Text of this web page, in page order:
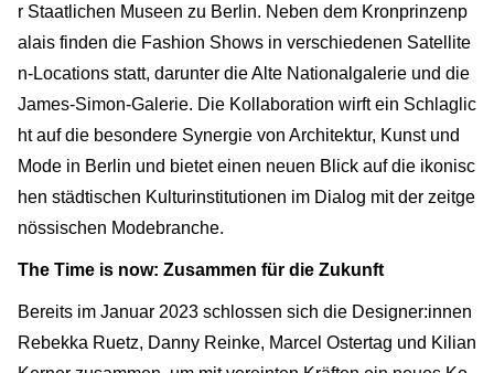
r Staatlichen Museen zu Berlin. Neben dem Kronprinzenp
alais finden die Fashion Shows in verschiedenen Satellite
n-Locations statt, darunter die Alte Nationalgalerie und die
James-Simon-Galerie. Die Kollaboration wirft ein Schlaglic
ht auf die besondere Synergie von Architektur, Kunst und
Mode in Berlin und bietet einen neuen Blick auf die ikonisc
hen städtischen Kulturinstitutionen im Dialog mit der zeitge
nössischen Modebranche.
The Time is now: Zusammen für die Zukunft
Bereits im Januar 2023 schlossen sich die Designer:innen
Rebekka Ruetz, Danny Reinke, Marcel Ostertag und Kilian